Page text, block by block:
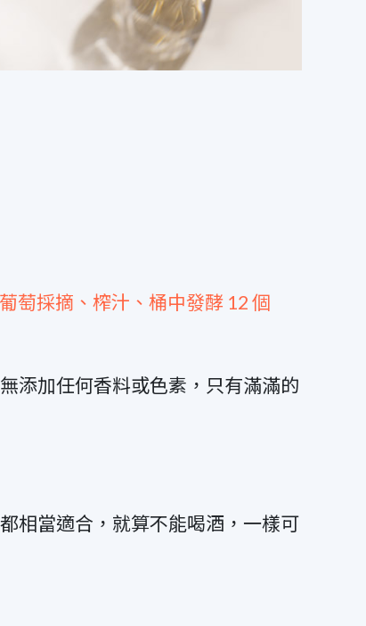
萄採摘、榨汁、桶中發酵 12 個
添加任何香料或色素，只有滿滿的
相當適合，就算不能喝酒，一樣可